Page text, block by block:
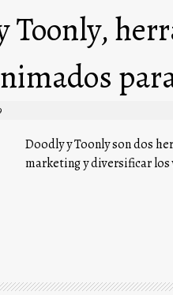
Toonly,
Doodly y Toonly son dos
marketing y diversificar los